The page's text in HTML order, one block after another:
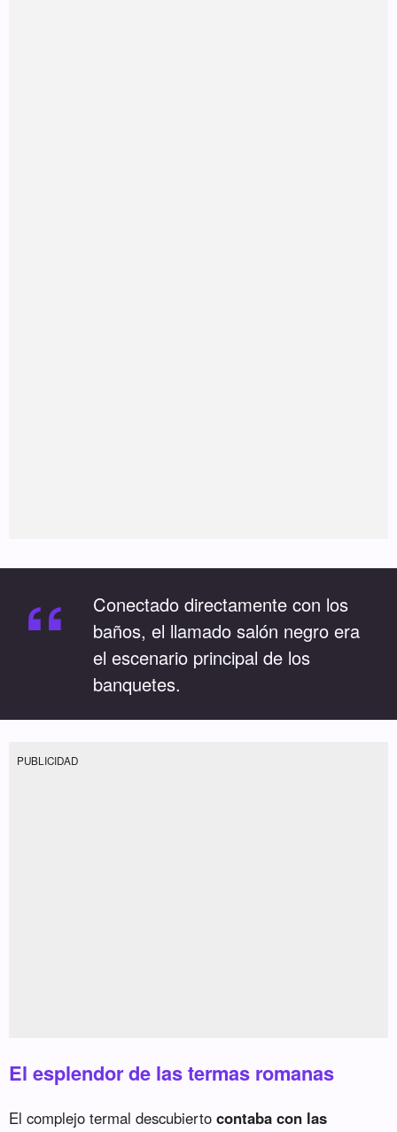
“
Conectado directamente con los
baños, el llamado salón negro era
el escenario principal de los
banquetes.
PUBLICIDAD
El esplendor de las termas romanas
El complejo termal descubierto contaba con las